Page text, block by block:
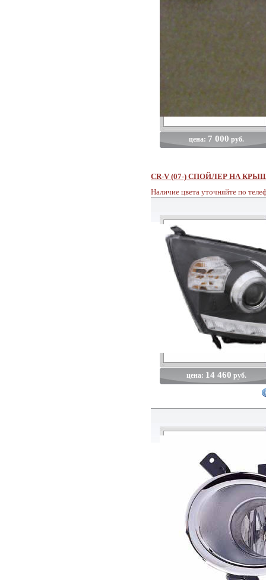
цена: 7 000 руб.
CR-V (07-) СПОЙЛЕР НА
Наличие цвета уточняйте по
цена: 14 460 руб.